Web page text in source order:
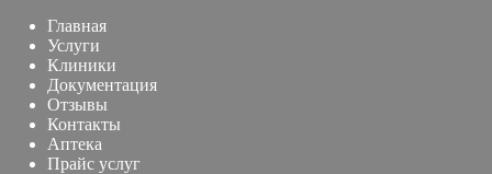
Главная
Услуги
Клиники
Документация
Отзывы
Контакты
Аптека
Прайс услуг